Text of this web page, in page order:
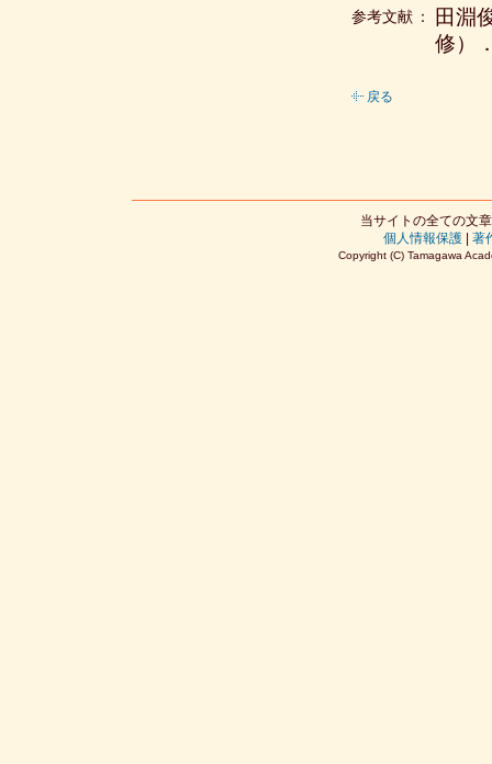
参考文献 ：
田淵
修）
戻る
当サイトの全ての文
個人情報保護
著
Copyright (C) Tamagawa